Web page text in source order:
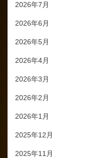
2026年7月
2026年6月
2026年5月
2026年4月
2026年3月
2026年2月
2026年1月
2025年12月
2025年11月